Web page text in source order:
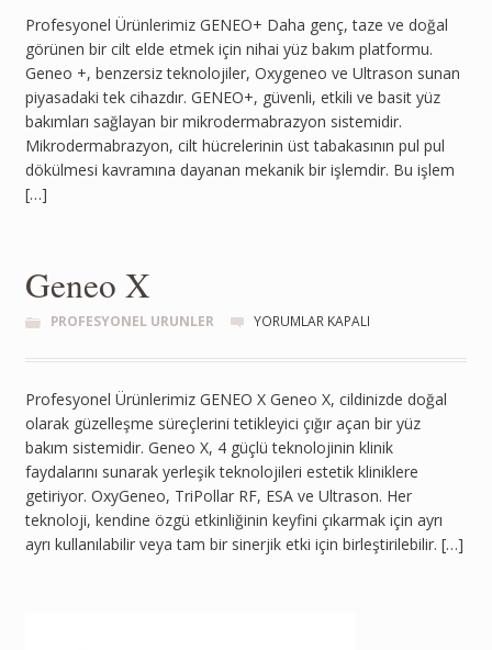
Profesyonel Ürünlerimiz GENEO+ Daha genç, taze ve doğal
görünen bir cilt elde etmek için nihai yüz bakım platformu.
Geneo +, benzersiz teknolojiler, Oxygeneo ve Ultrason sunan
piyasadaki tek cihazdır. GENEO+, güvenli, etkili ve basit yüz
bakımları sağlayan bir mikrodermabrazyon sistemidir.
Mikrodermabrazyon, cilt hücrelerinin üst tabakasının pul pul
dökülmesi kavramına dayanan mekanik bir işlemdir. Bu işlem
[…]
Geneo X
PROFESYONEL URUNLER YORUMLAR KAPALI
Profesyonel Ürünlerimiz GENEO X Geneo X, cildinizde doğal
olarak güzelleşme süreçlerini tetikleyici çığır açan bir yüz
bakım sistemidir. Geneo X, 4 güçlü teknolojinin klinik
faydalarını sunarak yerleşik teknolojileri estetik kliniklere
getiriyor. OxyGeneo, TriPollar RF, ESA ve Ultrason. Her
teknoloji, kendine özgü etkinliğinin keyfini çıkarmak için ayrı
ayrı kullanılabilir veya tam bir sinerjik etki için birleştirilebilir. […]